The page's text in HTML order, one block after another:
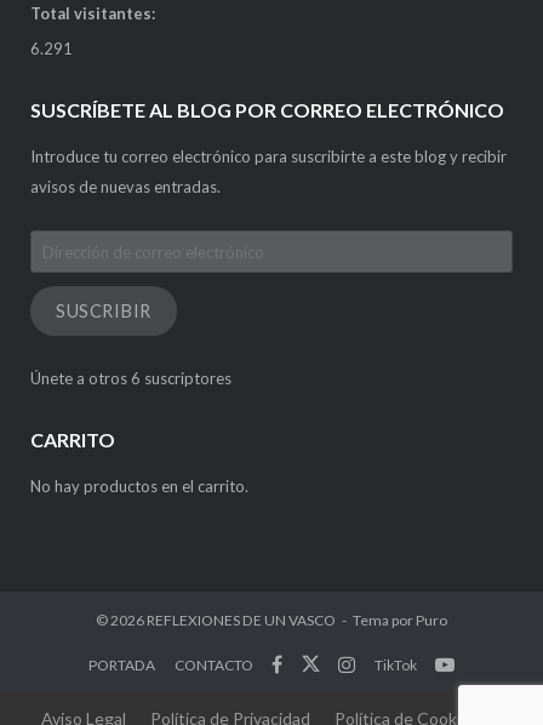
Total visitantes:
6.291
SUSCRÍBETE AL BLOG POR CORREO ELECTRÓNICO
Introduce tu correo electrónico para suscribirte a este blog y recibir
avisos de nuevas entradas.
Dirección
de
correo
electrónico
SUSCRIBIR
Únete a otros 6 suscriptores
CARRITO
No hay productos en el carrito.
© 2026 REFLEXIONES DE UN VASCO Tema por Puro
PORTADA CONTACTO TikTok
Aviso Legal Política de Privacidad Política de Cookies